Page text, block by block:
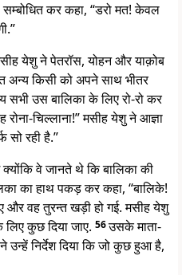
कर कहा, “डरो मत! केवल
येशु ने पेतरॉस, योहन और याक़ोब
अन्य किसी को अपने साथ भीतर
उस बालिका के लिए रो-रो कर
चिल्लाना!” मसीह येशु ने आज्ञा
सो रही है.”
वे जानते थे कि बालिका की
का हाथ पकड़ कर कहा, “बालिके!
वह तुरन्त खड़ी हो गई. मसीह येशु
कुछ दिया जाए. 56उसके माता-
उन्हें निर्देश दिया कि जो कुछ हुआ है,